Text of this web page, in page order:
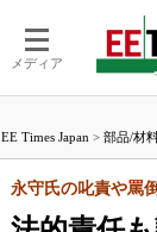
メディア
EE Times Japan > 部品/材
永守氏の叱責や罵